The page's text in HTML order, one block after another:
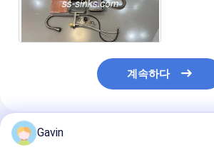
계속하다
추천된 제품
Gavin